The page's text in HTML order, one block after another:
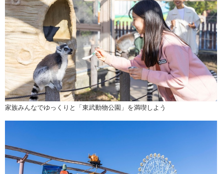
家族みんなでゆっくりと「東武動物公園」を満喫しよう